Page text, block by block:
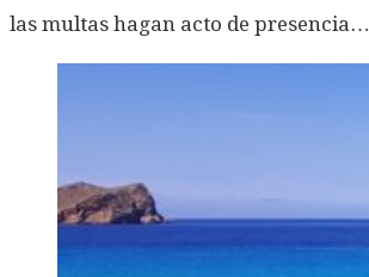
las multas hagan acto de presencia…